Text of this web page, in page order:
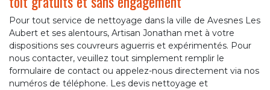
Pour tout service de nettoyage dans la ville de Avesnes Les
Aubert et ses alentours, Artisan Jonathan met à votre
dispositions ses couvreurs aguerris et expérimentés. Pour
nous contacter, veuillez tout simplement remplir le
formulaire de contact ou appelez-nous directement via nos
numéros de téléphone. Les devis nettoyage et